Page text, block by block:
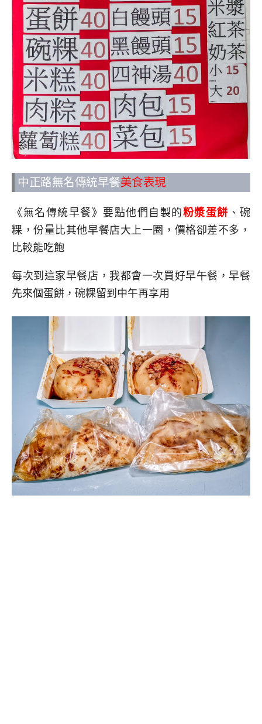
中正路無名傳統早餐美食表現
《無名傳統早餐》要點他們自製的粉漿蛋餅 、碗
粿，份量比其他早餐店大上一圈，價格卻差不多，
比較能吃飽
每次到這家早餐店，我都會一次買好早午餐，早餐
先來個蛋餅，碗粿留到中午再享用